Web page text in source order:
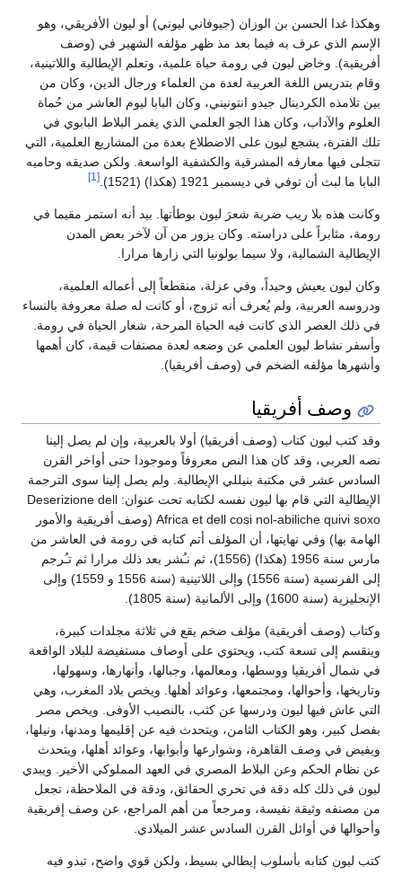
وهكذا غدا الحسن بن الوزان (جيوفاني ليوني) أو ليون الأفريقي، وهو
الإسم الذي عرف به فيما بعد مذ ظهر مؤلفه الشهير في (وصف
أفريقية). وخاض ليون في رومة حياة علمية، وتعلم الإيطالية واللاتينية،
وقام بتدريس اللغة العربية لعدة من العلماء ورجال الدين، وكان من
بين تلامذه الكردينال جيدو انتونيني، وكان البابا ليوم العاشر من حُماة
العلوم والآداب، وكان هذا الجو العلمي الذي يغمر البلاط البابوي في
تلك الفترة، يشجع ليون على الاضطلاع بعدة من المشاريع العلمية، التي
تتجلى فيها معارفه المشرقية والكشفية الواسعة. ولكن صديقه وحاميه
البابا ما لبث أن توفي في ديسمبر 1921 (هكذا) (1521).
[1]
وكانت هذه بلا ريب ضربة شعرَ ليون بوطأتها. بيد أنه استمر مقيما في
رومة، مثابراً على دراسته. وكان يزور من آن لآخر بعض المدن
الإيطالية الشمالية، ولا سيما بولونيا التي زارها مرارا.
وكان ليون يعيش وحيداً، وفي عزلة، منقطعاً إلى أعماله العلمية،
ودروسه العربية، ولم يُعرف أنه تزوج، أو كانت له صلة معروفة بالنساء
في ذلك العصر الذي كانت فيه الحياة المرحة، شعار الحياة في رومة.
وأسفر نشاط ليون العلمي عن وضعه لعدة مصنفات قيمة، كان أهمها
وأشهرها مؤلفه الضخم في (وصف أفريقيا).
وصف أفريقيا
وقد كتب ليون كتاب (وصف أفريقيا) أولا بالعربية، وإن لم يصل إلينا
نصه العربي، وقد كان هذا النص معروفاً وموجودا حتى أواخر القرن
السادس عشر في مكتبة بنيللي الإيطالية. ولم يصل إلينا سوى الترجمة
الإيطالية التي قام بها ليون نفسه لكتابه تحت عنوان: Deserizione dell
Africa et dell cosi nol-abiliche quivi soxo (وصف أفريقية والأمور
الهامة بها) وفي نهايتها، أن المؤلف أتم كتابه في رومة في العاشر من
مارس سنة 1956 (هكذا) (1556)، ثم نـُشر بعد ذلك مرارا ثم تـُرجم
إلى الفرنسية (سنة 1556) وإلى اللاتينية (سنة 1556 و 1559) وإلى
الإنجليزية (سنة 1600) وإلى الألمانية (سنة 1805).
وكتاب (وصف أفريقية) مؤلف ضخم يقع في ثلاثة مجلدات كبيرة،
وينقسم إلى تسعة كتب، ويحتوي على أوصاف مستفيضة للبلاد الواقعة
في شمال أفريقيا ووسطها، ومعالمها، وجبالها، وأنهارها، وسهولها،
وتاريخها، وأحوالها، ومجتمعها، وعوائد أهلها. ويخص بلاد المغرب، وهي
التي عاش فيها ليون ودرسها عن كثب، بالنصيب الأوفى. ويخص مصر
بفصل كبير، وهو الكتاب الثامن، ويتحدث فيه عن إقليمها ومدنها، ونيلها،
ويفيض في وصف القاهرة، وشوارعها وأبوابها، وعوائد أهلها، ويتحدث
عن نظام الحكم وعن البلاط المصري في العهد المملوكي الأخير. ويبدي
ليون في ذلك كله دقة في تحري الحقائق، ودقة في الملاحظة، تجعل
من مصنفه وثيقة نفيسة، ومرجعاً من أهم المراجع، عن وصف إفريقية
وأحوالها في أوائل القرن السادس عشر الميلادي.
كتب ليون كتابه بأسلوب إيطالي بسيط، ولكن قوي واضح، تبدو فيه